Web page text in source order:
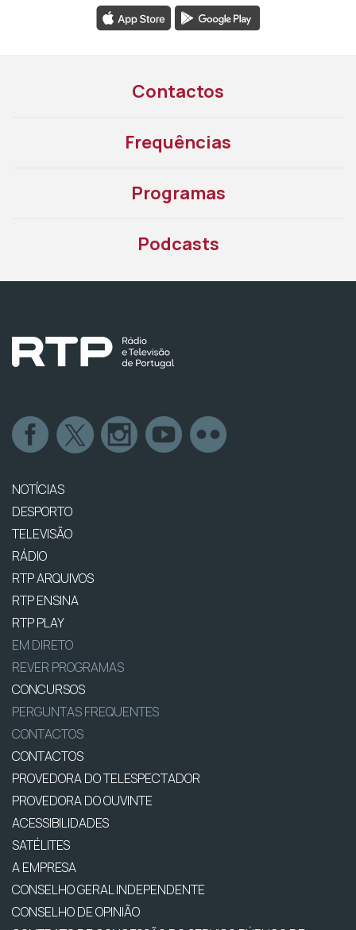
Contactos
Frequências
Programas
Podcasts
NOTÍCIAS
DESPORTO
TELEVISÃO
RÁDIO
RTP ARQUIVOS
RTP ENSINA
RTP PLAY
EM DIRETO
REVER PROGRAMAS
CONCURSOS
PERGUNTAS FREQUENTES
CONTACTOS
CONTACTOS
PROVEDORA DO TELESPECTADOR
PROVEDORA DO OUVINTE
ACESSIBILIDADES
SATÉLITES
A EMPRESA
CONSELHO GERAL INDEPENDENTE
CONSELHO DE OPINIÃO